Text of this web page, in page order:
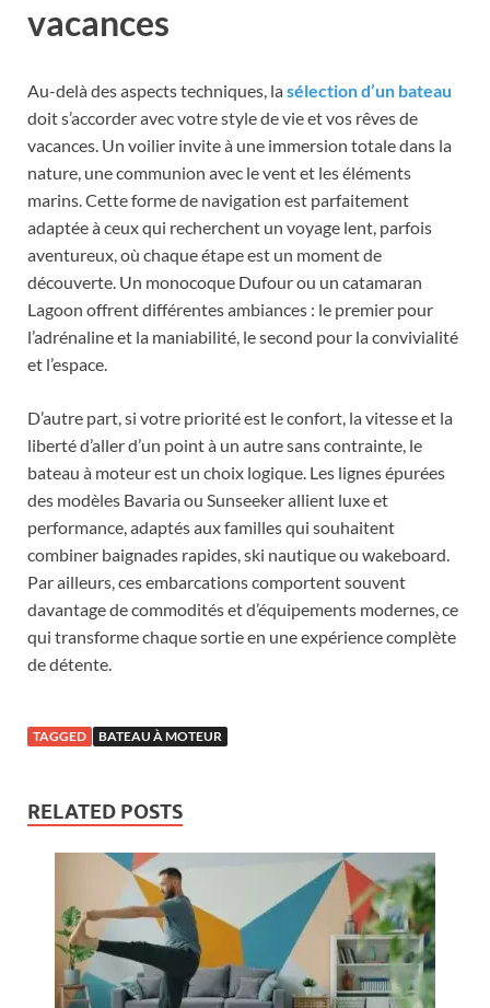
vacances
Au-delà des aspects techniques, lasélection d’un bateau
doit s’accorder avec votre style de vie et vos rêves de
vacances. Un voilier invite à une immersion totale dans la
nature, une communion avec le vent et les éléments
marins. Cette forme de navigation est parfaitement
adaptée à ceux qui recherchent un voyage lent, parfois
aventureux, où chaque étape est un moment de
découverte. Un monocoque Dufour ou un catamaran
Lagoon offrent différentes ambiances : le premier pour
l’adrénaline et la maniabilité, le second pour la convivialité
et l’espace.
D’autre part, si votre priorité est le confort, la vitesse et la
liberté d’aller d’un point à un autre sans contrainte, le
bateau à moteur est un choix logique. Les lignes épurées
des modèles Bavaria ou Sunseeker allient luxe et
performance, adaptés aux familles qui souhaitent
combiner baignades rapides, ski nautique ou wakeboard.
Par ailleurs, ces embarcations comportent souvent
davantage de commodités et d’équipements modernes, ce
qui transforme chaque sortie en une expérience complète
de détente.
TAGGED BATEAU À MOTEUR
RELATED POSTS